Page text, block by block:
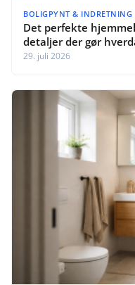
BOLIGPYNT & INDRETNING
Det perfekte
detaljer der gør
29. juli 2026